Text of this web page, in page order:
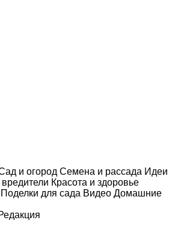
и огород Семена и рассада Идеи
Красота и здоровье
Поделки для сада Видео Домашние